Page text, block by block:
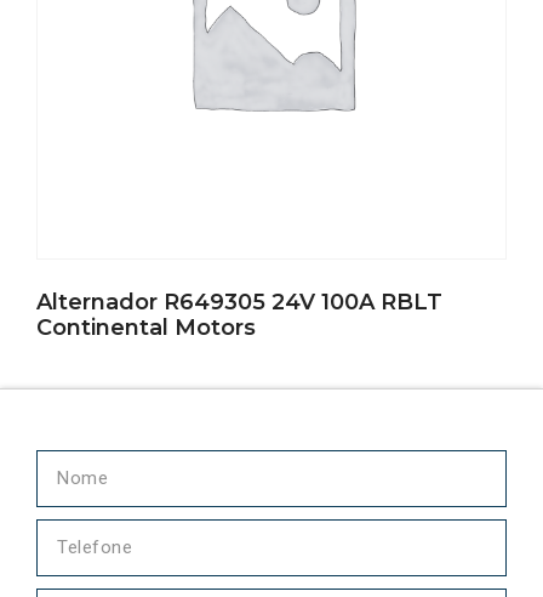
Alternador R649305 24V 100A RBLT
Continental Motors